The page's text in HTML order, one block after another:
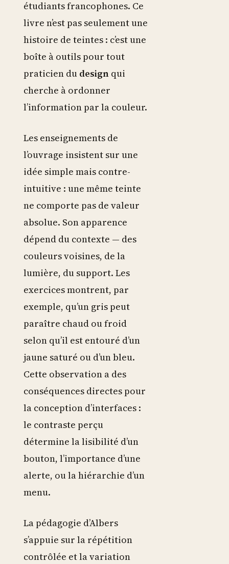
étudiants francophones. Ce
livre n’est pas seulement une
histoire de teintes : c’est une
boîte à outils pour tout
praticien du design qui
cherche à ordonner
l’information par la couleur.
Les enseignements de
l’ouvrage insistent sur une
idée simple mais contre-
intuitive : une même teinte
ne comporte pas de valeur
absolue. Son apparence
dépend du contexte — des
couleurs voisines, de la
lumière, du support. Les
exercices montrent, par
exemple, qu’un gris peut
paraître chaud ou froid
selon qu’il est entouré d’un
jaune saturé ou d’un bleu.
Cette observation a des
conséquences directes pour
la conception d’interfaces :
le contraste perçu
détermine la lisibilité d’un
bouton, l’importance d’une
alerte, ou la hiérarchie d’un
menu.
La pédagogie d’Albers
s’appuie sur la répétition
contrôlée et la variation